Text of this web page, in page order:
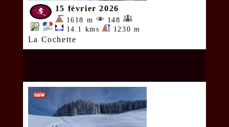
15 février 2026
1618 m
148
14.1 kms
1230 m
La Cochette